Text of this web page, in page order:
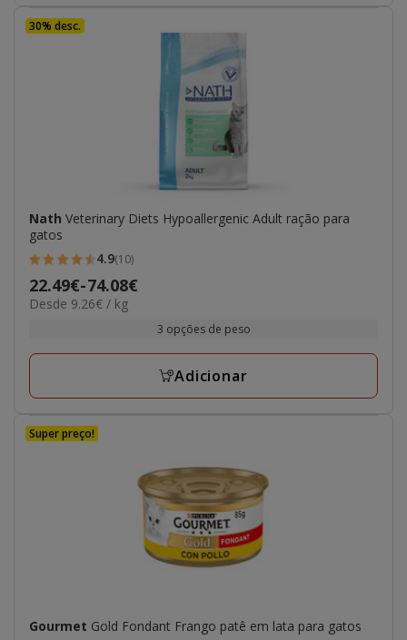
30% desc.
Nath Veterinary Diets Hypoallergenic Adult ração para
gatos
4.9
estrelas
com
avaliações
4.9(10)
Preço
de
a
22.49€-74.08€
9.26€
Desde 9.26€ / kg
3 opções de peso
Adicionar
Super preço!
Gourmet Gold Fondant Frango patê em lata para gatos